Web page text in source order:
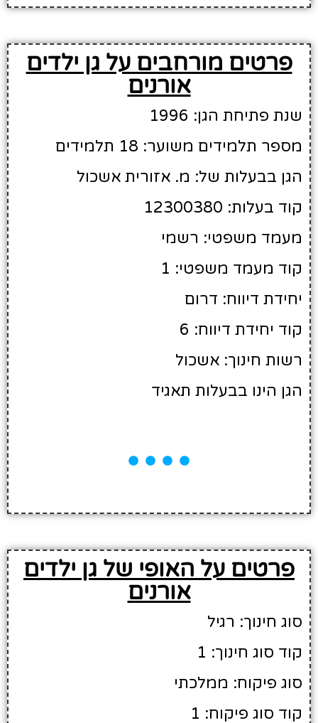
פרטים מורחבים על גן ילדים
אורנים
שנת פתיחת הגן: 1996
מספר תלמידים משוער: 18 תלמידים
הגן בבעלות של: מ. אזורית אשכול
קוד בעלות: 12300380
מעמד משפטי: רשמי
קוד מעמד משפטי: 1
יחידת דיווח: דרום
קוד יחידת דיווח: 6
רשות חינוך: אשכול
הגן הינו בבעלות תאגיד
פרטים על האופי של גן ילדים
אורנים
סוג חינוך: רגיל
קוד סוג חינוך: 1
סוג פיקוח: ממלכתי
קוד סוג פיקוח: 1